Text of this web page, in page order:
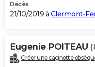
Décès
21/10/2019 à Clermont-
Eugenie POITEAU
Créer une cagnotte